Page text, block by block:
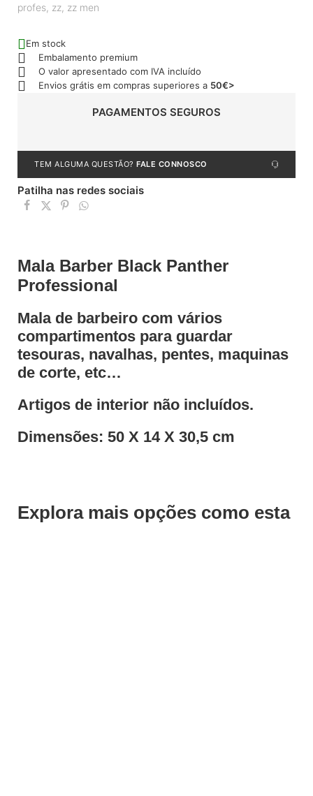
profes, zz, zz men
Em stock
Embalamento premium
O valor apresentado com IVA incluído
Envios grátis em compras superiores a 50€>
PAGAMENTOS SEGUROS
TEM ALGUMA QUESTÃO? FALE CONNOSCO
Patilha nas redes sociais
Mala Barber Black Panther
Professional
Mala de barbeiro com vários
compartimentos para guardar
tesouras, navalhas, pentes, maquinas
de corte, etc…
Artigos de interior não incluídos.
Dimensões: 50 X 14 X 30,5 cm
Explora mais opções como esta